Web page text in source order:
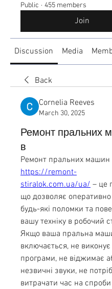
Public · 455 members
Join
Discussion Media
Back
Cornelia Reeves
March 30, 2025
Ремонт пральних
в
https://remont-
stiralok.com.ua/ua/ – це
що дозволяє оперативно
будь-які поломки та
вашу техніку в робочий
Якщо ваша пральна
включається, не виконує
програми, не віджимає
незвичні звуки, не
витрачати час на спроби